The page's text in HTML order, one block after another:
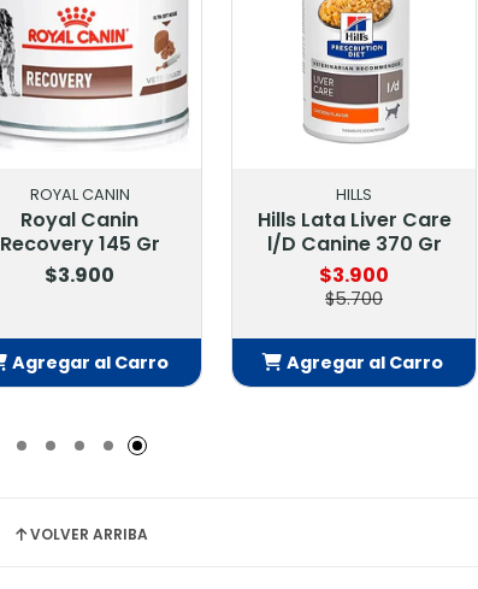
ROYAL CANIN
Royal Canin
Recovery 145 Gr
$3.900
Agregar al Carro
HILLS
Hills Lata Liver Care
l/D Canine 370 Gr
$3.900
$5.700
Agregar al Carro
VOLVER ARRIBA